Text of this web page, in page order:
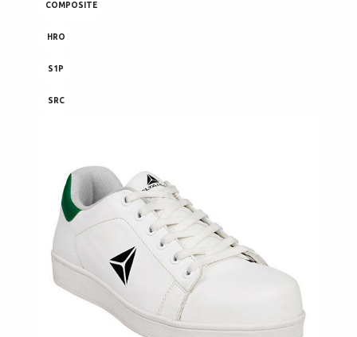
COMPOSITE
HRO
S1P
SRC